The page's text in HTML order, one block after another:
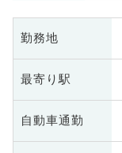
勤務地
最寄り駅
自動車通勤